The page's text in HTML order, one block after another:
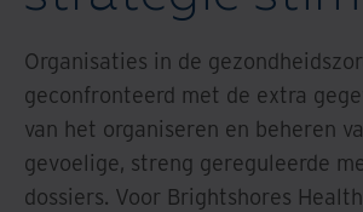
Organisaties in de
geconfronteerd met de extra
van het organiseren en beheren
gevoelige, streng gereguleerde
dossiers. Voor Brightshores